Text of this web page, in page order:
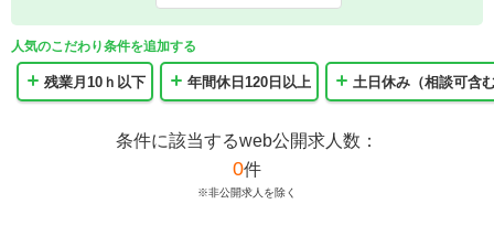
人気のこだわり条件を追加する
残業月10ｈ以下 年間休日120日以上 土日休み（相談可含
条件に該当するweb公開求人数：
0件
※非公開求人を除く